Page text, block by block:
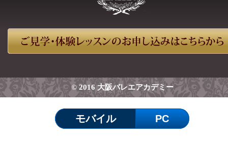
© 2016 大阪バレエアカデミー
モバイル PC